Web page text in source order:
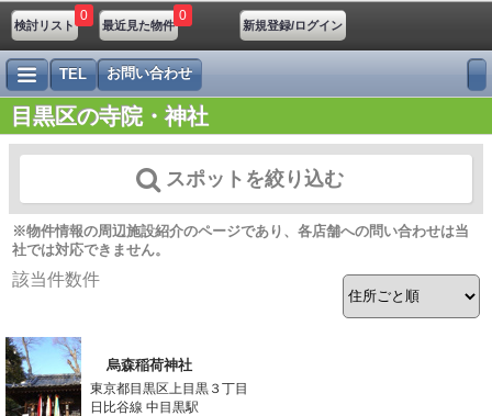
検討リスト
0
最近見た物件
0
新規登録/ログイン
TEL お問い合わせ
目黒区の寺院・神社
スポットを絞り込む
※物件情報の周辺施設紹介のページであり、各店舗への問い合わせは当
社では対応できません。
該当件数件
烏森稲荷神社
東京都目黒区上目黒３丁目
日比谷線 中目黒駅